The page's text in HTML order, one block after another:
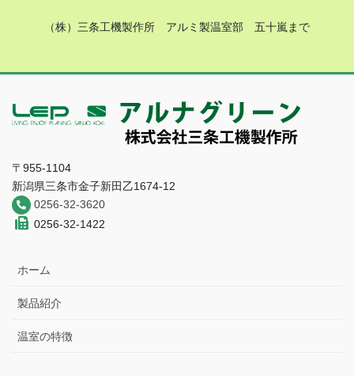
（株）三条工機製作所 アルミ製温室部 五十嵐まで
〒955-1104
新潟県三条市金子新田乙1674-12
0256-32-3620
0256-32-1422
ホーム
製品紹介
温室の特徴